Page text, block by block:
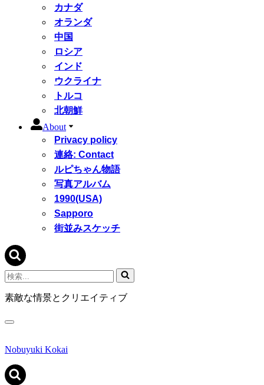
カナダ
オランダ
中国
ロシア
インド
ウクライナ
トルコ
北朝鮮
About
Privacy policy
連絡: Contact
ルピちゃん物語
写真アルバム
1990(USA)
Sapporo
街並みスケッチ
検
索...
素敵な情景とクリエイティブ
ナ
ゲ
シ
ョ
Nobuyuki Kokai